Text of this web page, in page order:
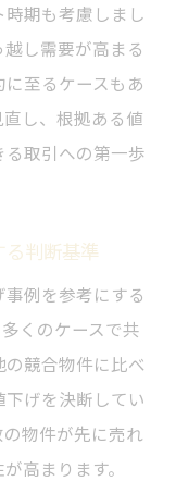
期も考慮しまし
し需要が高まる
至るケースもあ
し、根拠ある値
取引への第一歩
判断基準
例を参考にする
くのケースで共
競合物件に比べ
げを決断してい
物件が先に売れ
高まります。